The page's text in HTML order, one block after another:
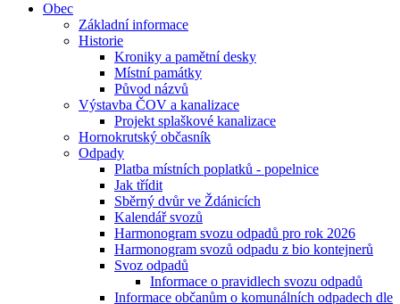
Obec
Základní informace
Historie
Kroniky a pamětní desky
Místní památky
Původ názvů
Výstavba ČOV a kanalizace
Projekt splaškové kanalizace
Hornokrutský občasník
Odpady
Platba místních poplatků - popelnice
Jak třídit
Sběrný dvůr ve Ždánicích
Kalendář svozů
Harmonogram svozu odpadů pro rok 2026
Harmonogram svozů odpadu z bio kontejnerů
Svoz odpadů
Informace o pravidlech svozu odpadů
Informace občanům o komunálních odpadech dle